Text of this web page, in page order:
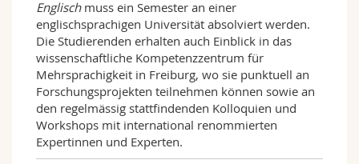
Englischmuss ein Semester an einer
englischsprachigen Universität absolviert werden.
Die Studierenden erhalten auch Einblick in das
wissenschaftliche Kompetenzzentrum für
Mehrsprachigkeit in Freiburg, wo sie punktuell an
Forschungsprojekten teilnehmen können sowie an
den regelmässig stattfindenden Kolloquien und
Workshops mit international renommierten
Expertinnen und Experten.